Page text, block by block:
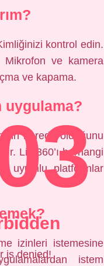
kontrol edin.
ve kamera
ve kapama.
uygulama?
nerede olduğunu
Life360’ı herhangi
uyumlu, platformlar
izinleri istemesine
istem
is denied!